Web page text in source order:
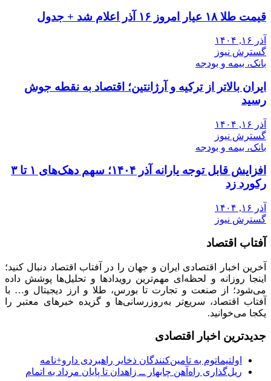
قیمت طلا ۱۸ عیار امروز ۱۶ آذر اعلام شد + جدول
آذر ۱۶, ۱۴۰۴
گسترش نیوز
بانک، بیمه و بودجه
ایران بالاتر از ترکیه و آرژانتین؛ اقتصاد به نقطه جوش
رسید
آذر ۱۶, ۱۴۰۴
گسترش نیوز
بانک، بیمه و بودجه
افزایش قابل توجه یارانه آذر ۱۴۰۴؛ سهم دهک‌های ۱ تا ۳
رکورد زد
آذر ۱۶, ۱۴۰۴
گسترش نیوز
آفتاب اقتصاد
آخرین اخبار اقتصادی ایران و جهان را در آفتاب اقتصاد دنبال کنید؛
اینجا روزانه و لحظه‌ای مهم‌ترین رویدادها و تحلیل‌ها پوشش داده
می‌شود؛ از صنعت و تجارت تا بورس، طلا و ارز دیجیتال و… با
آفتاب اقتصاد، سریع‌تر به‌روزرسانی‌ها و گزیده خبرهای معتبر را
یکجا می‌خوانید.
جدیدترین اخبار اقتصادی
اولتیماتوم به تامین‌کنندگان ذخایر راهبردی دارو+نامه
ریل‌گذاری راه‌آهن چابهار ــ زاهدان تا پایان مرداد به اتمام